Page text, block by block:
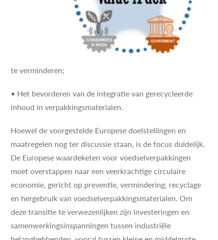
te verminderen;
• Het bevorderen van de integratie van gerecycleerde
inhoud in verpakkingsmaterialen.
Hoewel de voorgestelde Europese doelstellingen en
maatregelen nog ter discussie staan, is de focus duidelijk.
De Europese waardeketen voor voedselverpakkingen
moet overstappen naar een veerkrachtige circulaire
economie, gericht op preventie, vermindering, recyclage
en hergebruik van voedselverpakkingsmaterialen. Om
deze transitie te verwezenlijken zijn investeringen en
samenwerkingsinspanningen tussen industriële